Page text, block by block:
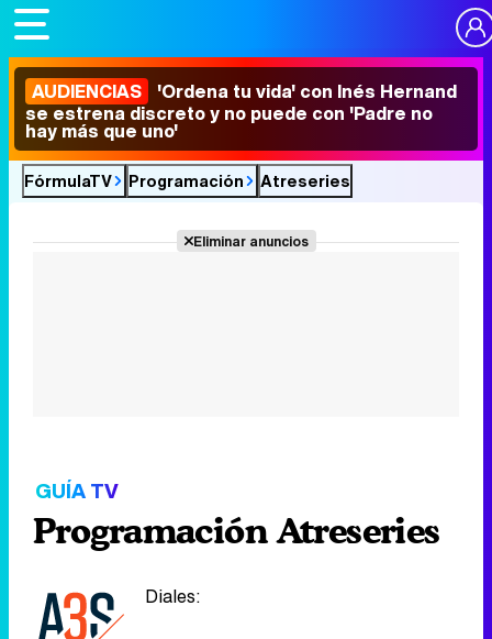
AUDIENCIAS 'Ordena tu vida' con Inés Hernand
se estrena discreto y no puede con 'Padre no
hay más que uno'
FórmulaTV Programación Atreseries
Eliminar anuncios
GUÍA TV
Programación Atreseries
Diales: